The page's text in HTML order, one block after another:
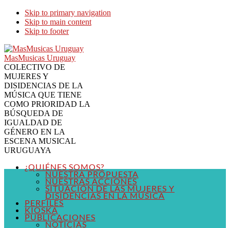
Skip to primary navigation
Skip to main content
Skip to footer
MasMusicas Uruguay
COLECTIVO DE
MUJERES Y
DISIDENCIAS DE LA
MÚSICA QUE TIENE
COMO PRIORIDAD LA
BÚSQUEDA DE
IGUALDAD DE
GÉNERO EN LA
ESCENA MUSICAL
URUGUAYA
¿QUIÉNES SOMOS?
NUESTRA PROPUESTA
NUESTRAS ACCIONES
SITUACIÓN DE LAS MUJERES Y
DISIDENCIAS EN LA MÚSICA
PERFILES
KIOSKA
PUBLICACIONES
NOTICIAS